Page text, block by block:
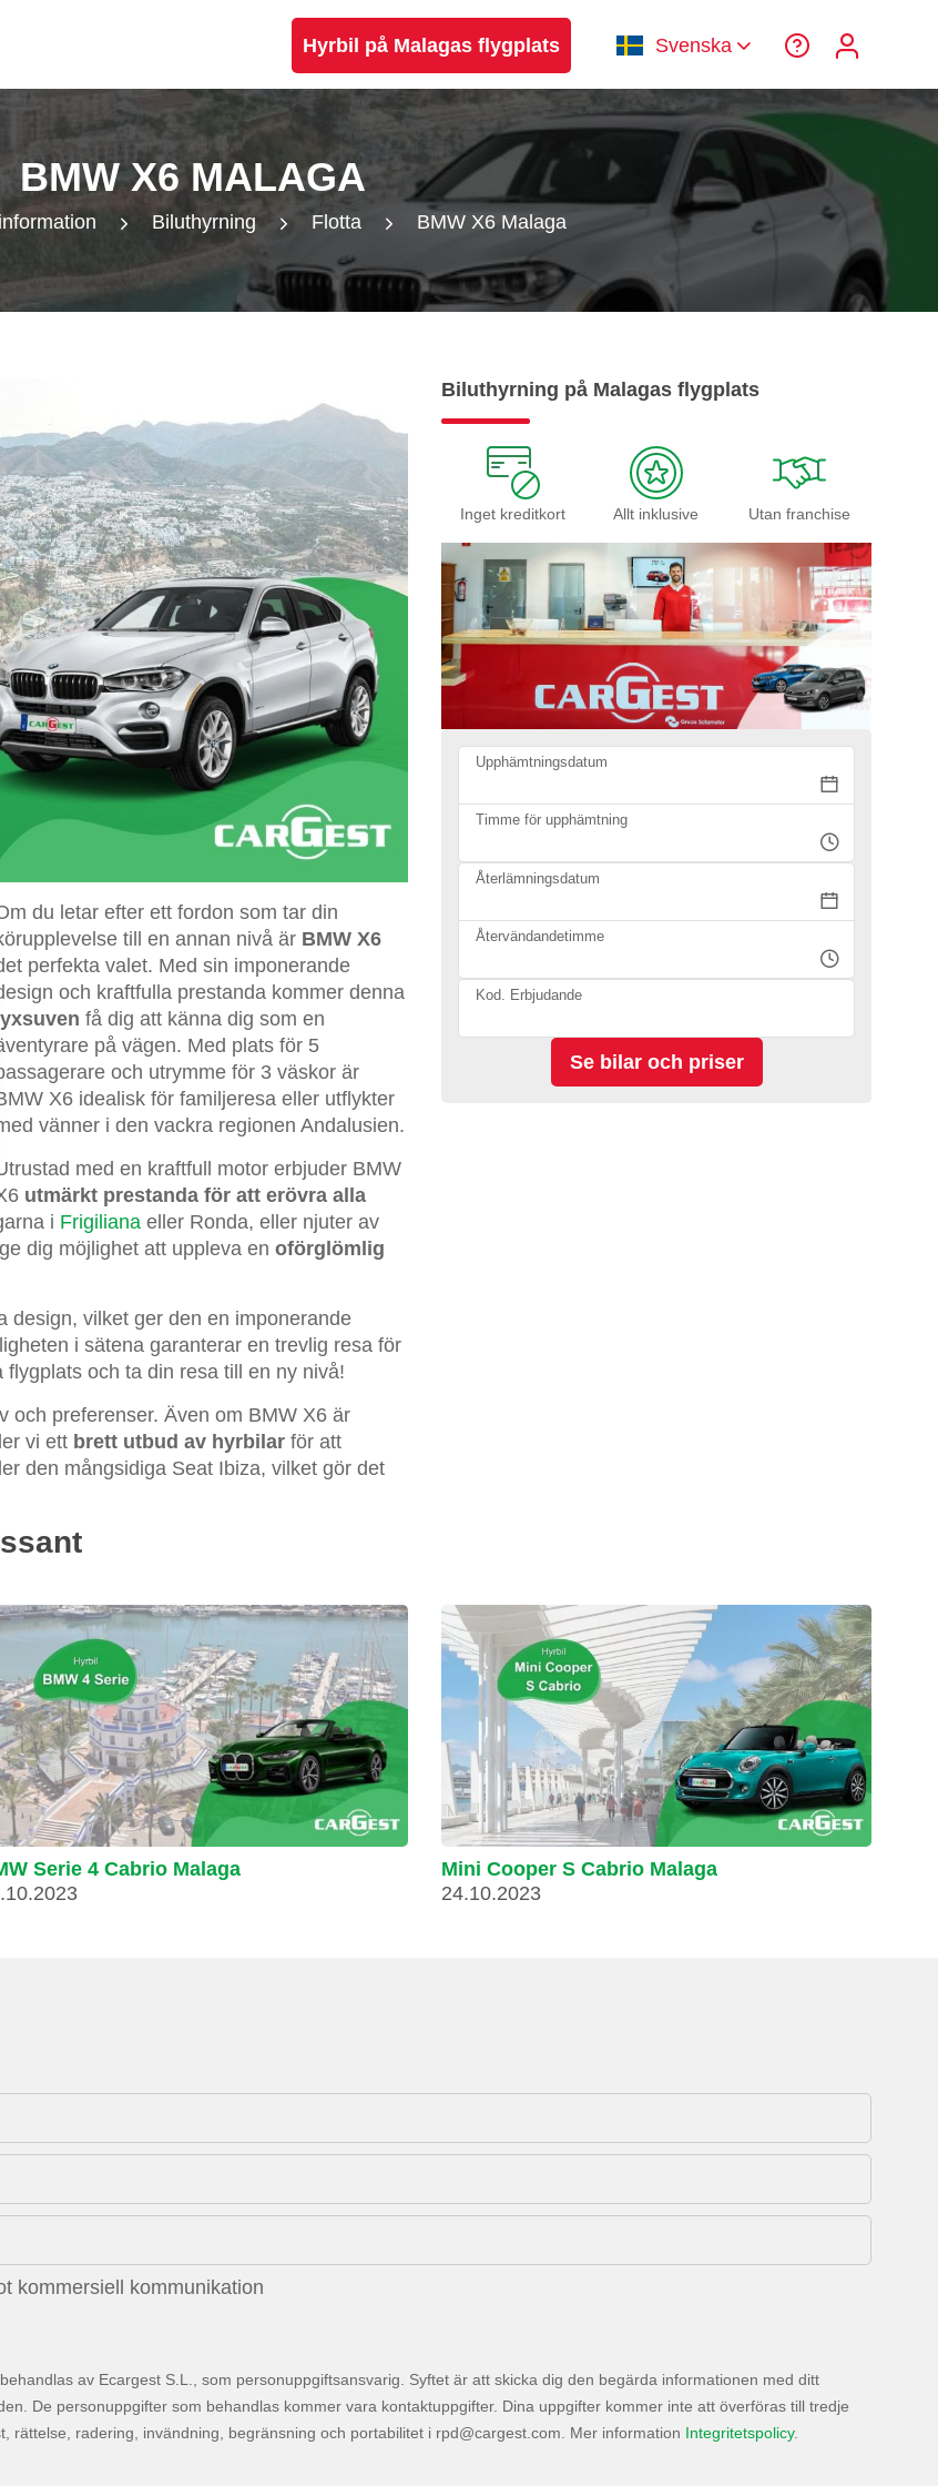
Hyrbil på Malagas flygplats Svenska
BMW X6 MALAGA
Biluthyrning Flotta BMW X6 Malaga
du letar efter ett fordon som tar din
till en annan nivå är BMW X6
perfekta valet. Med sin imponerande
och kraftfulla prestanda kommer denna
få dig att känna dig som en
på vägen. Med plats för 5
och utrymme för 3 väskor är
X6 idealisk för familjeresa eller utflykter
vänner i den vackra regionen Andalusien.
med en kraftfull motor erbjuder BMW
utmärkt prestanda för att erövra alla
i Frigiliana eller Ronda, eller njuter av
dig möjlighet att uppleva en oförglömlig
design, vilket ger den en imponerande
i sätena garanterar en trevlig resa för
och ta din resa till en ny nivå!
och preferenser. Även om BMW X6 är
vi ett brett utbud av hyrbilar för att
den mångsidiga Seat Ibiza, vilket gör det
Biluthyrning på Malagas flygplats
Inget kreditkort Allt inklusive Utan franchise
Upphämtningsdatum
Timme för upphämtning
Återlämningsdatum
Återvändandetimme
Kod. Erbjudande
Serie 4 Cabrio Malaga
Mini Cooper S Cabrio Malaga
24.10.2023
kommersiell kommunikation
av Ecargest S.L., som personuppgiftsansvarig. Syftet är att skicka dig den begärda informationen med ditt
De personuppgifter som behandlas kommer vara kontaktuppgifter. Dina uppgifter kommer inte att överföras till tredje
rättelse, radering, invändning, begränsning och portabilitet i
. Mer information Integritetspolicy.